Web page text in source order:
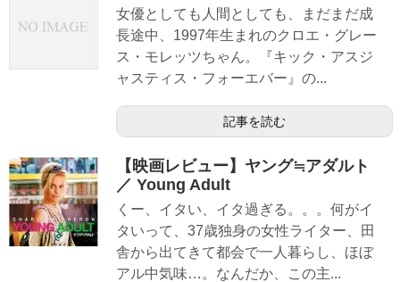
女優としても人間としても、まだまだ成
長途中、1997年生まれのクロエ・グレー
ス・モレッツちゃん。『キック・アスジ
ャスティス・フォーエバー』の...
記事を読む
【映画レビュー】ヤング≒アダルト
／ Young Adult
くー、イタい、イタ過ぎる。。。何がイ
タいって、37歳独身の女性ライター、田
舎から出てきて都会で一人暮らし、ほぼ
アル中気味…。なんだか、この主...